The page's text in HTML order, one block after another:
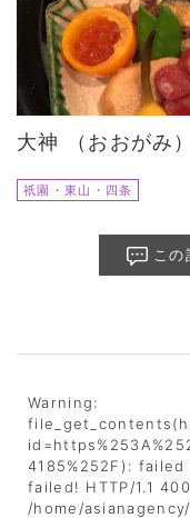
大神 （おおがみ）
祇園・東山・四条
こ
Warning:
4185%252F):
failed! HTTP/1.1
/home/